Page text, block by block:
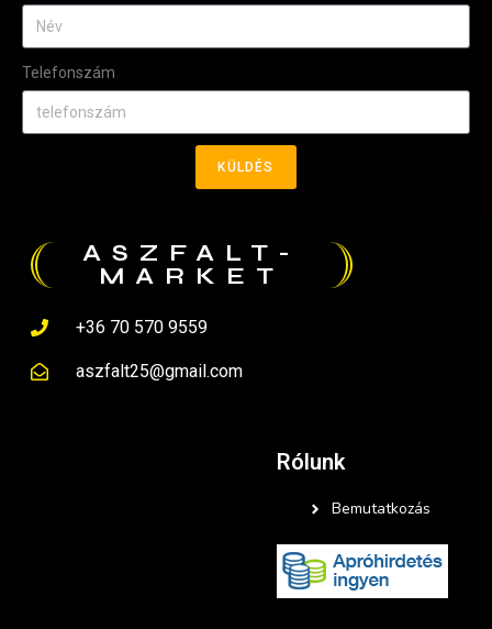
Telefonszám
KÜLDÉS
ASZFALT-
MARKET
+36 70 570 9559
aszfalt25@gmail.com
Rólunk
Bemutatkozás